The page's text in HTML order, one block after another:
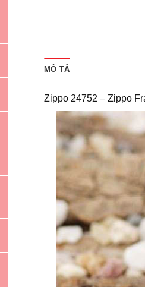
MÔ TẢ
Zippo 24752 – Zippo